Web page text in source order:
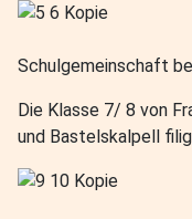
Schulgemeinschaft
Die Klasse 7/ 8 von
und Bastelskalpell